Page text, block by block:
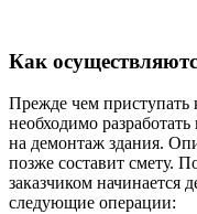
Как
Прежде чем приступать
необходимо
на демонтаж здания.
позже составит смету.
заказчиком начинается
следующие операции: